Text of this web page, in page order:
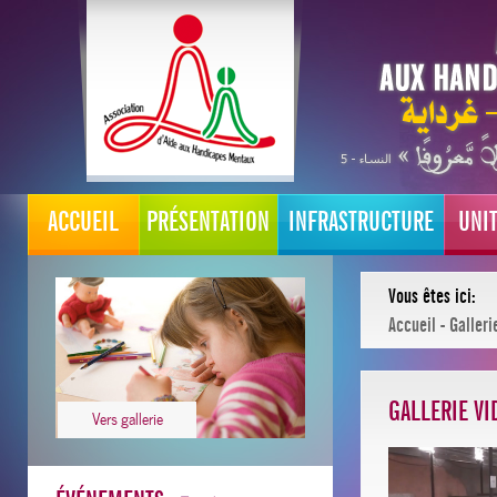
ACCUEIL PRÉSENTATION INFRASTRUCTURE
Vers gallerie
Vous êtes ici:
Accueil -
GALLERIE